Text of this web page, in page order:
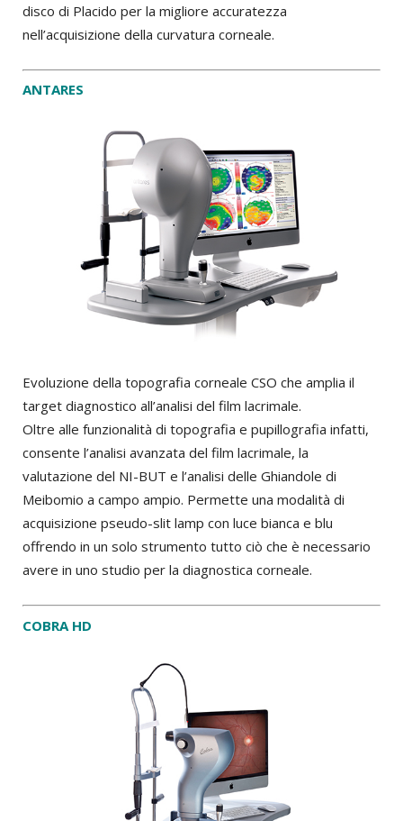
disco di Placido per la migliore accuratezza
nell’acquisizione della curvatura corneale.
ANTARES
Evoluzione della topografia corneale CSO che amplia il
target diagnostico all’analisi del film lacrimale.
Oltre alle funzionalità di topografia e pupillografia infatti,
consente l’analisi avanzata del film lacrimale, la
valutazione del NI-BUT e l’analisi delle Ghiandole di
Meibomio a campo ampio. Permette una modalità di
acquisizione pseudo-slit lamp con luce bianca e blu
offrendo in un solo strumento tutto ciò che è necessario
avere in uno studio per la diagnostica corneale.
COBRA HD